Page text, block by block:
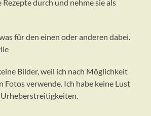
Rezepte durch und nehme sie als
für den einen oder anderen dabei.
Bilder, weil ich nach Möglichkeit
Fotos verwende. Ich habe keine Lust